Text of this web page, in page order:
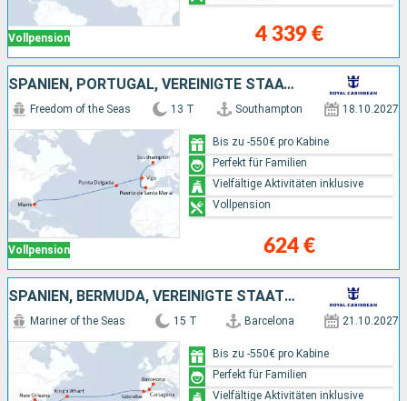
Vollpension 4 339 €
SPANIEN, PORTUGAL, VEREINIGTE STAATEN VON AMERIKA
Vollpension
Freedom of the Seas 13 T Southampton 18.10.2027
624 €
Bis zu -550€ pro Kabine
Perfekt für Familien
Vielfältige Aktivitäten inklusive
Vollpension
SPANIEN, BERMUDA, VEREINIGTE STAATEN VON AMERIKA
Mariner of the Seas 15 T Barcelona 21.10.2027
Bis zu -550€ pro Kabine
Perfekt für Familien
Vielfältige Aktivitäten inklusive